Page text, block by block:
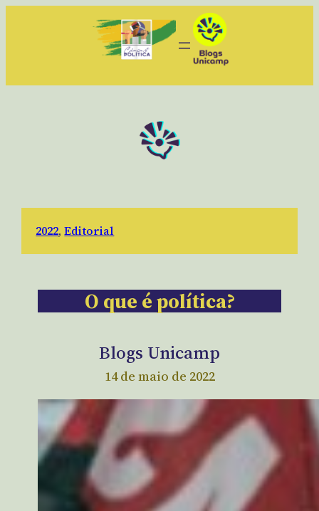
2022, Editorial
O que é política?
Blogs Unicamp
14 de maio de 2022